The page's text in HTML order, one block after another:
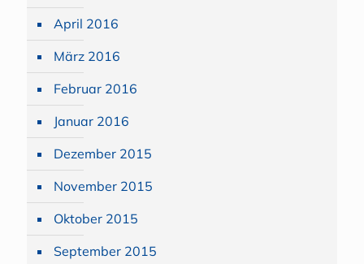
April 2016
März 2016
Februar 2016
Januar 2016
Dezember 2015
November 2015
Oktober 2015
September 2015